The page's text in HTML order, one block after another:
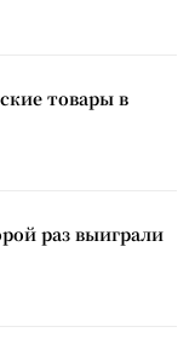
товары в
раз выиграли